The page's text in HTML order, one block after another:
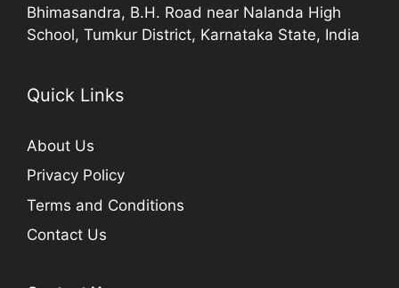
Bhimasandra, B.H. Road near Nalanda High
School, Tumkur District, Karnataka State, India
Quick Links
About Us
Privacy Policy
Terms and Conditions
Contact Us